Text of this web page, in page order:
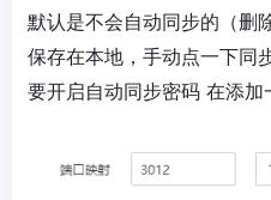
默认是不会自动同步的（删
保存在本地，手动点一下同
要开启自动同步密码 在添